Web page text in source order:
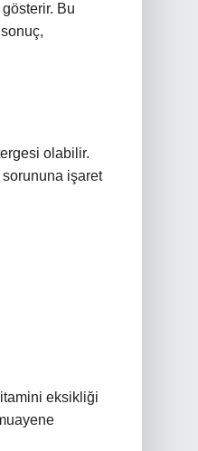
Bu
olabilir.
işaret
eksikliği